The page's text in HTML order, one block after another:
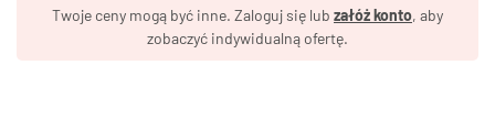
Twoje ceny mogą być inne. Zaloguj się lub załóż konto, aby
zobaczyć indywidualną ofertę.